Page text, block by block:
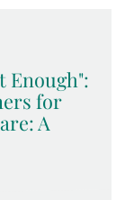
Enough":
for
A